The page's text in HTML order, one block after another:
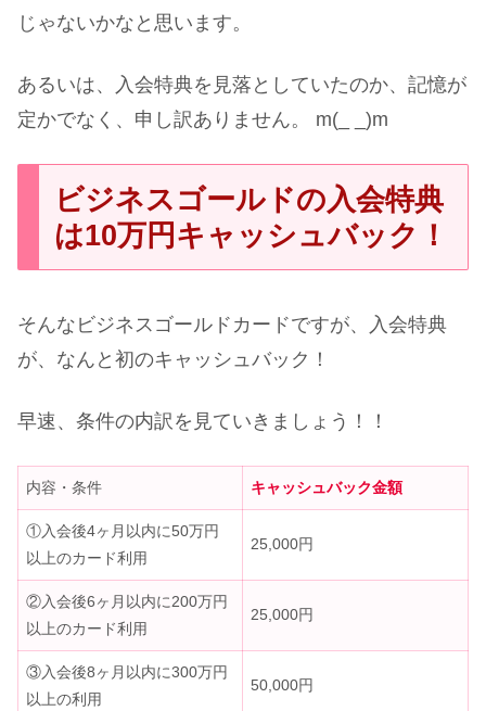
じゃないかなと思います。
あるいは、入会特典を見落としていたのか、記憶が
定かでなく、申し訳ありません。 m(_ _)m
ビジネスゴールドの入会特典
は10万円キャッシュバック！
そんなビジネスゴールドカードですが、入会特典
が、なんと初のキャッシュバック！
早速、条件の内訳を見ていきましょう！！
内容・条件 キャッシュバック金額
①入会後4ヶ月以内に50万円
以上のカード利用
25,000円
②入会後6ヶ月以内に200万円
以上のカード利用
25,000円
③入会後8ヶ月以内に300万円
以上の利用
50,000円